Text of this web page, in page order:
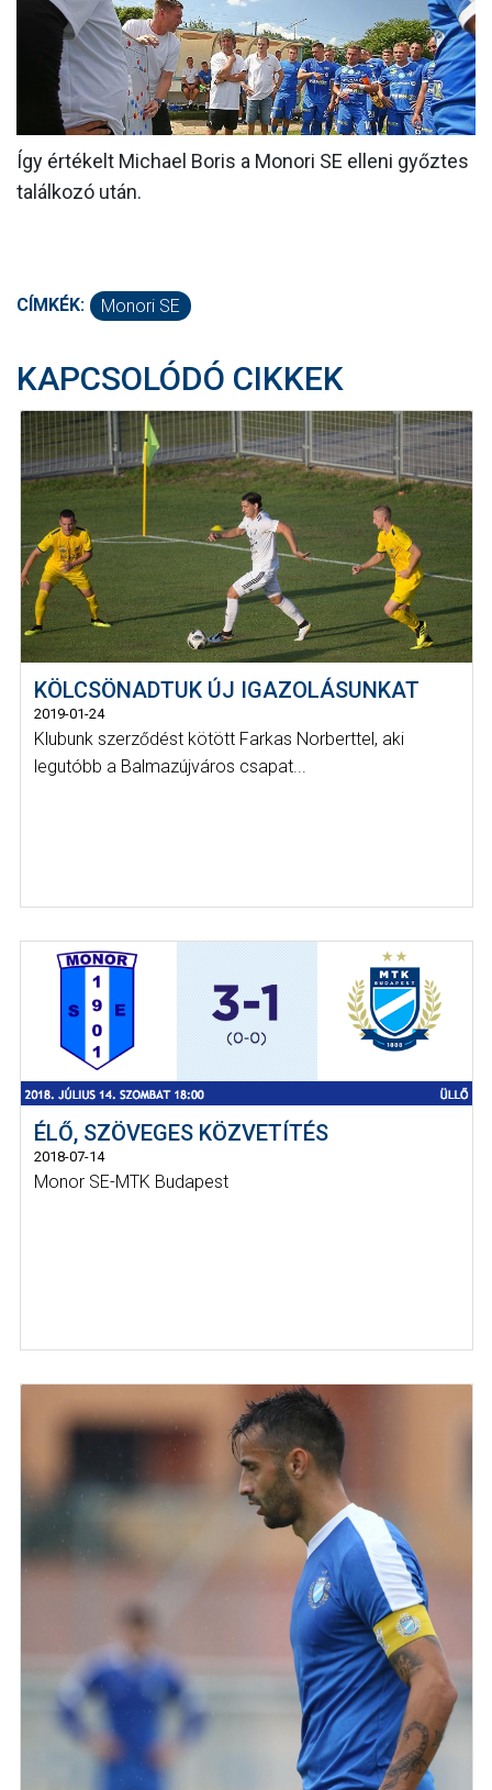
MÉRKŐZÉSEK
KLUB
GALÉRIA
SZURKOLÓI ÉLMÉNYEK
Így értékelt Michael Boris a Monori SE elleni győztes
találkozó után.
CÍMKÉK: Monori SE
KAPCSOLÓDÓ CIKKEK
KÖLCSÖNADTUK ÚJ IGAZOLÁSUNKAT
2019-01-24
Klubunk szerződést kötött Farkas Norberttel, aki
legutóbb a Balmazújváros csapat...
ÉLŐ, SZÖVEGES KÖZVETÍTÉS
2018-07-14
Monor SE-MTK Budapest